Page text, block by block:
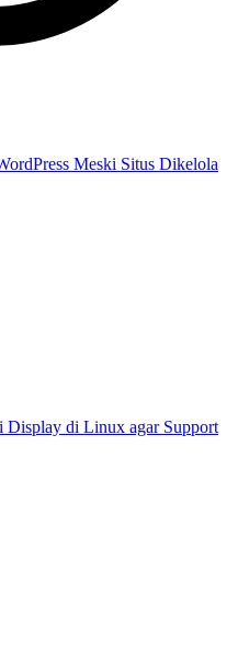
Meski Situs Dikelola
Display di Linux agar Support